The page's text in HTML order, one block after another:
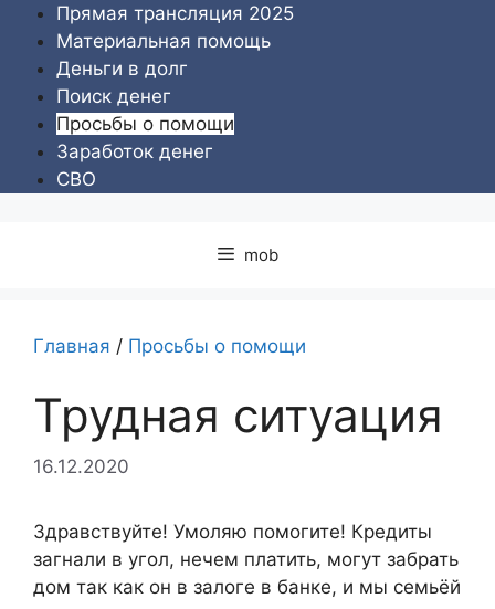
Перейти
содержимому
Прямая трансляция 2025
Материальная помощь
Деньги в долг
Поиск денег
Просьбы о помощи
Заработок денег
СВО
mob
Главная / Просьбы о помощи
Трудная ситуация
16.12.2020
Здравствуйте! Умоляю помогите! Кредиты
загнали в угол, нечем платить, могут забрать
дом так как он в залоге в банке, и мы семьёй